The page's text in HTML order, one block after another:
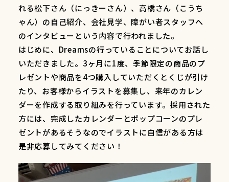
れる松下さん（にっきーさん）、高橋さん（こうち
ゃん）の自己紹介、会社見学、障がい者スタッフへ
のインタビューという内容で行われました。
はじめに、Dreamsの行っていることについてお話し
いただきました。3ヶ月に1度、季節限定の商品のプ
レゼントや商品を4つ購入していただくとくじが引け
たり、お客様からイラストを募集し、来年のカレン
ダーを作成する取り組みを行っています。採用された
方には、完成したカレンダーとポップコーンのプレ
ゼントがあるそうなのでイラストに自信がある方は
是非応募してみてください！